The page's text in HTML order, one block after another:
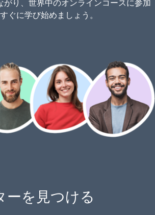
がり、世界中のオンラインコースに参加
ぐに学び始めましょう。
ーを見つける